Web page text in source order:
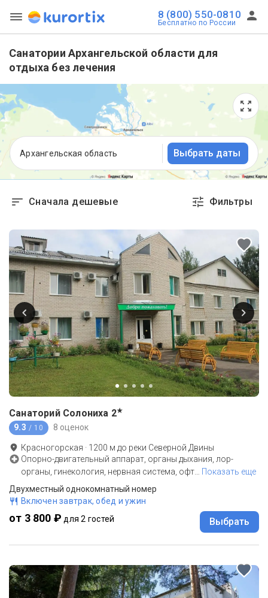
8 (800) 550-0810
Бесплатно по России
Санатории Архангельской области для
отдыха без лечения
Архангельская область Выбрать даты
Сначала дешевые Фильтры
Санаторий Солониха 2★
9.3 / 10 8 оценок
Красногорская · 1200 м до реки Северной Двины
Опорно-двигательный аппарат, органы дыхания, лор-
органы, гинекология, нервная система, офт
Показать еще
Двухместный однокомнатный номер
Включен завтрак, обед и ужин
от 3 800 ₽ для 2 гостей Выбрать